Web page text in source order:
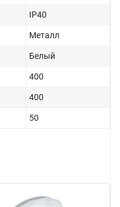
IP40
Металл
Белый
400
400
50